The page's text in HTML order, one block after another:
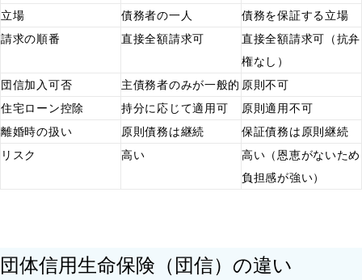
立場
債務者の一人
債務を保証する立場
請求の順番
直接全額請求可
直接全額請求可（抗弁
権なし）
団信加入可否
主債務者のみが一般的 原則不可
住宅ローン控除
持分に応じて適用可
原則適用不可
離婚時の扱い
原則債務は継続
保証債務は原則継続
リスク
高い
高い（恩恵がないため
負担感が強い）
団体信用生命保険（団信）の違い